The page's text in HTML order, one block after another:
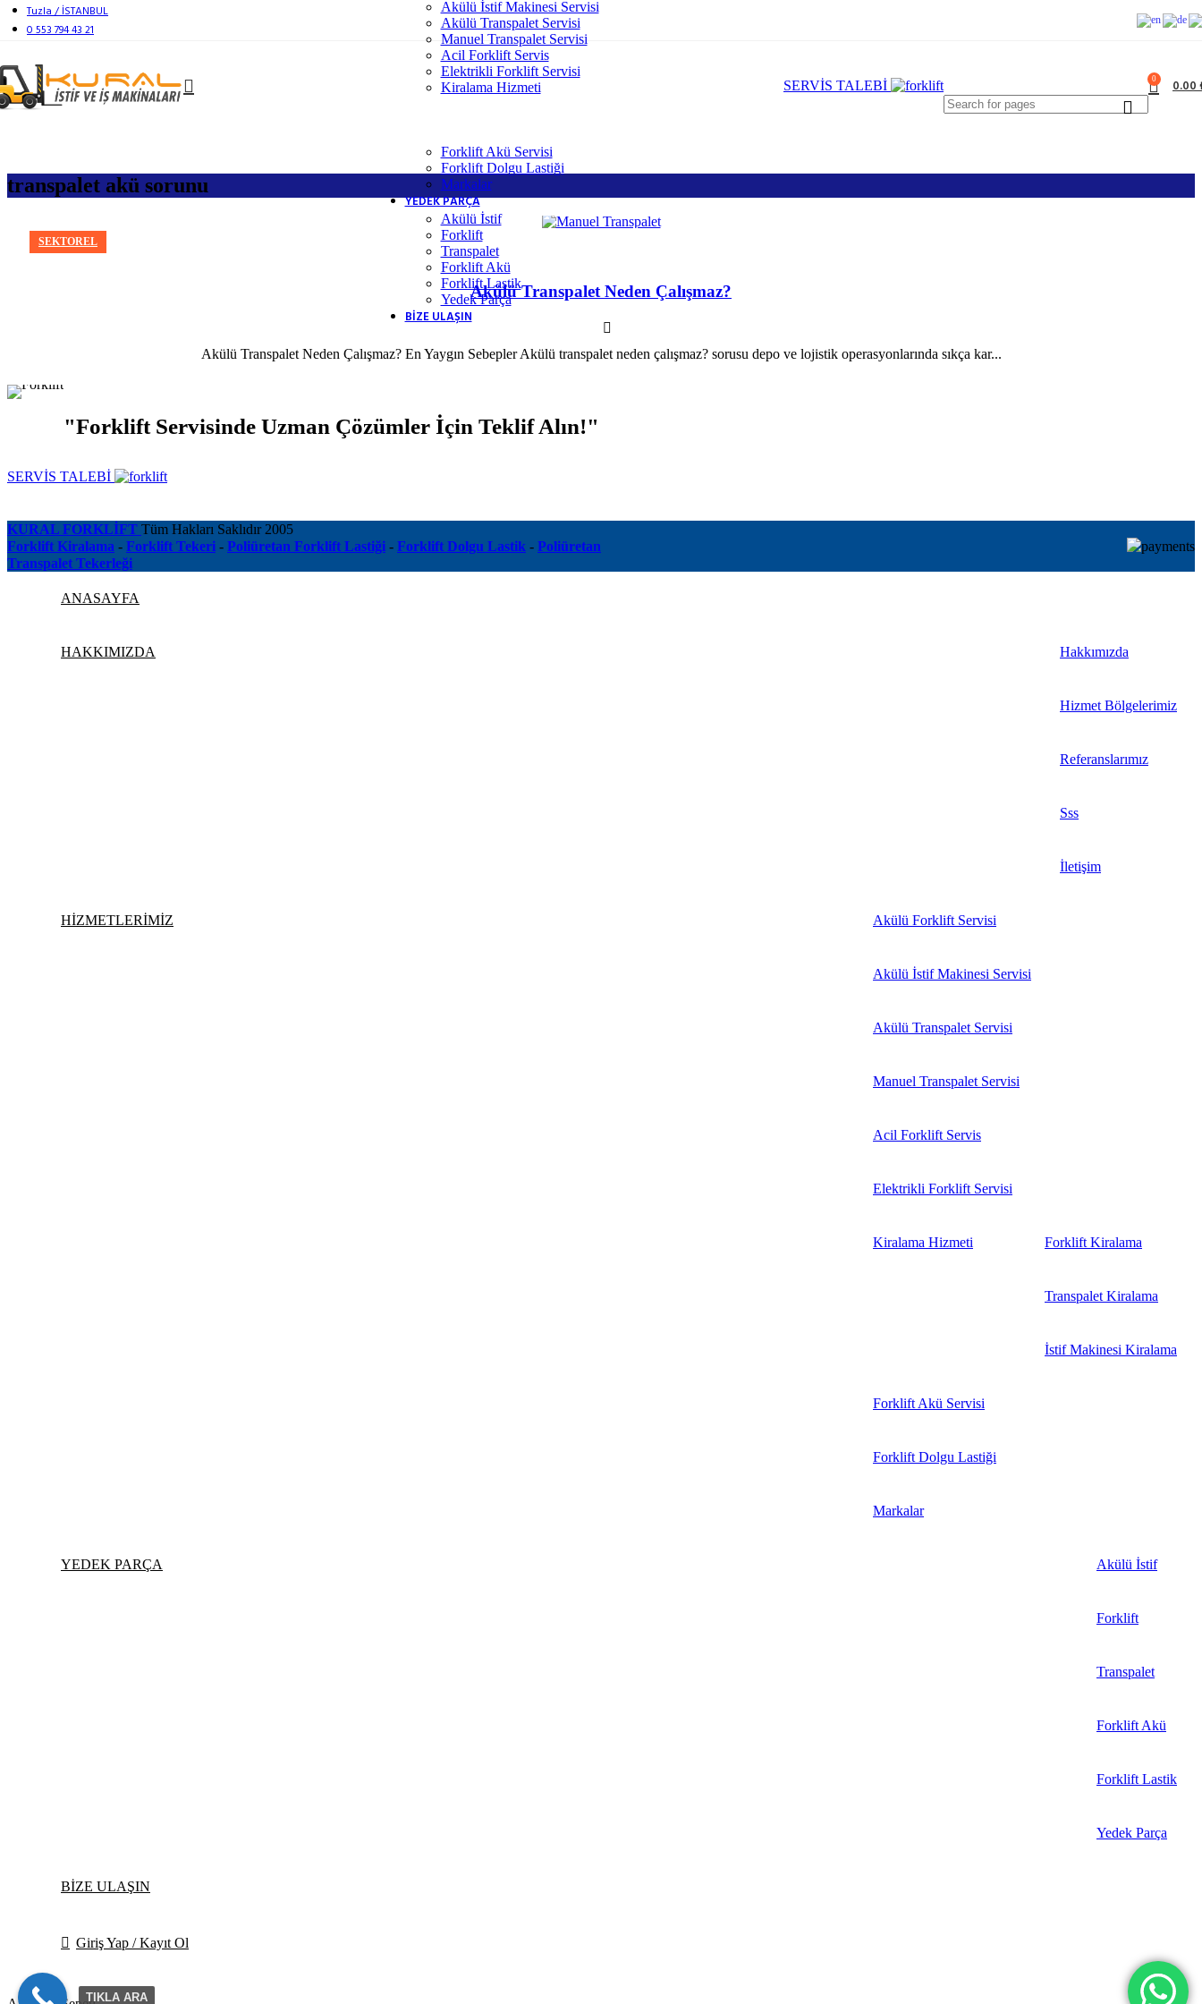
Tuzla / İSTANBUL
0 553 794 43 21
Akülü İstif Makinesi Servisi
Akülü Transpalet Servisi
Manuel Transpalet Servisi
Acil Forklift Servis
Elektrikli Forklift Servisi
Kiralama Hizmeti
Forklift Akü Servisi
Forklift Dolgu Lastiği
Markalar
YEDEK PARÇA
Akülü İstif
Forklift
Transpalet
Forklift Akü
Forklift Lastik
Yedek Parça
BİZE ULAŞIN
SERVİS TALEBİ 0 0.00
transpalet akü sorunu
SEKTOREL
Akülü Transpalet Neden Çalışmaz?
Akülü Transpalet Neden Çalışmaz? En Yaygın Sebepler Akülü transpalet neden çalışmaz? sorusu depo ve lojistik operasyonlarında sıkça kar...
"Forklift Servisinde Uzman Çözümler İçin Teklif Alın!"
SERVİS TALEBİ
KURAL FORKLİFT Tüm Hakları Saklıdır 2005
Forklift Kiralama - Forklift Tekeri - Poliüretan Forklift Lastiği - Forklift Dolgu Lastik - Poliüretan
Transpalet Tekerleği
ANASAYFA
HAKKIMIZDA Hakkımızda
Hizmet Bölgelerimiz
Referanslarımız
Sss
İletişim
HİZMETLERİMİZ Akülü Forklift Servisi
Akülü İstif Makinesi Servisi
Akülü Transpalet Servisi
Manuel Transpalet Servisi
Acil Forklift Servis
Elektrikli Forklift Servisi
Kiralama Hizmeti Forklift Kiralama
Transpalet Kiralama
İstif Makinesi Kiralama
Forklift Akü Servisi
Forklift Dolgu Lastiği
Markalar
YEDEK PARÇA Akülü İstif
Forklift
Transpalet
Forklift Akü
Forklift Lastik
Yedek Parça
BİZE ULAŞIN
Giriş Yap / Kayıt Ol
TIKLA ARA